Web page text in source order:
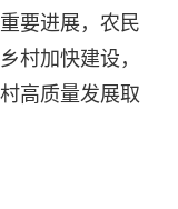
要进展，农民
村加快建设，
高质量发展取